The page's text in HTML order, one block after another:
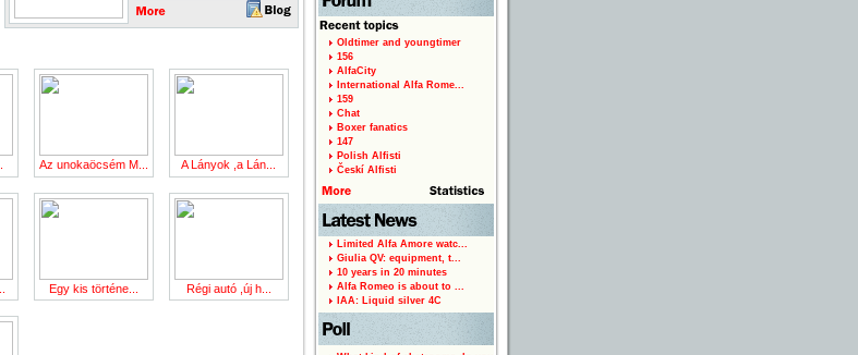
Az unokaöcsém M... A Lányok ,a Lán...
Egy kis történe... Régi autó ,új h...
Oldtimer and youngtimer
156
AlfaCity
International Alfa Rome...
159
Chat
Boxer fanatics
147
Polish Alfisti
Českí Alfisti
Limited Alfa Amore watc...
Giulia QV: equipment, t...
10 years in 20 minutes
Alfa Romeo is about to ...
IAA: Liquid silver 4C